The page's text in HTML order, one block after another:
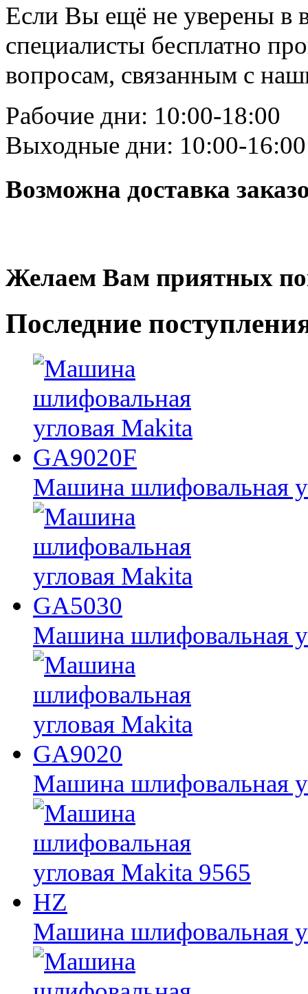
Если Вы ещё не уверены в
специалисты бесплатно
вопросам, связанным с
Рабочие дни: 10:00-18:00
Выходные дни: 10:00-16:00
Возможна доставка
Желаем Вам приятных
Последние
Машина шлифовальная
Машина шлифовальная
Машина шлифовальная
Машина шлифовальная